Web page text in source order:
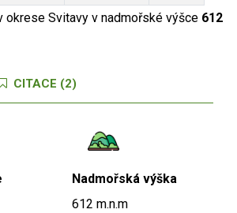
okrese Svitavy v nadmořské výšce 612
CITACE (2)
Nadmořská výška
612 m.n.m